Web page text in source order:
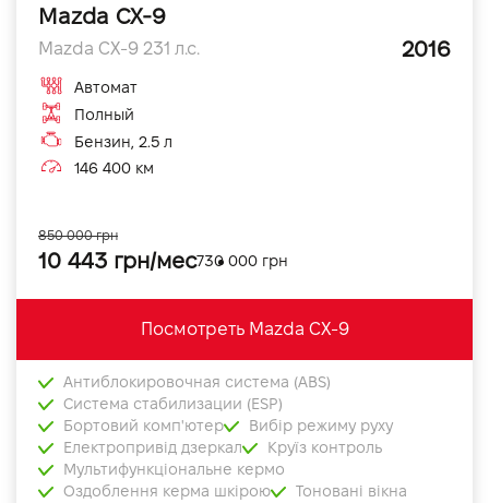
Mazda CX-9
Mazda CX-9 231 л.с. 2016
Автомат
Полный
Бензин, 2.5 л
146 400 км
10 443 грн/мес730 000 грн
850 000 грн
Посмотреть Mazda CX-9
Антиблокировочная система (ABS)
Система стабилизации (ESP)
Бортовий комп'ютер
Вибір режиму руху
Електропривід дзеркал
Круїз контроль
Мультифункціональне кермо
Оздоблення керма шкірою
Тоновані вікна